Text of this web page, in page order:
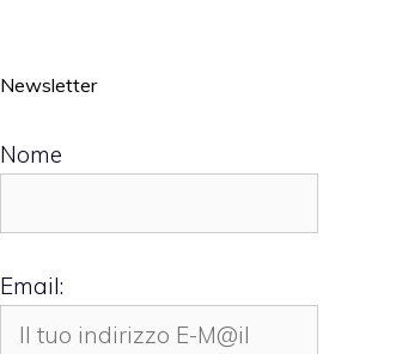
Newsletter
Nome
Email: